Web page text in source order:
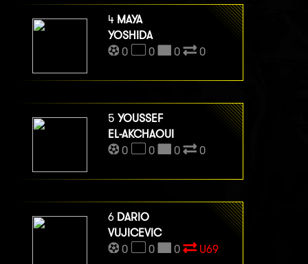
4 MAYA
YOSHIDA
0
0 0 0
5 YOUSSEF
EL-AKCHAOUI
0
0 0 0
6 DARIO
VUJICEVIC
0
0 0 U69